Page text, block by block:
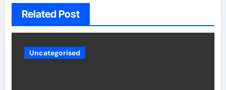
Related Post
Uncategorised